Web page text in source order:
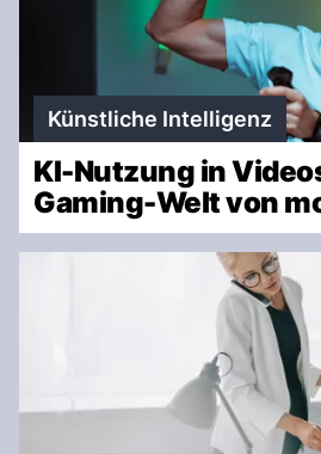
Künstliche Intelligenz
KI-Nutzung in
Gaming-Welt von